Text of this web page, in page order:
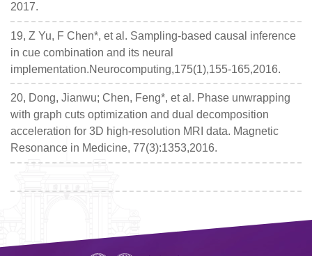
2017.
19, Z Yu, F Chen*, et al. Sampling-based causal inference
in cue combination and its neural
implementation.Neurocomputing,175(1),155-165,2016.
20, Dong, Jianwu; Chen, Feng*, et al. Phase unwrapping
with graph cuts optimization and dual decomposition
acceleration for 3D high-resolution MRI data. Magnetic
Resonance in Medicine, 77(3):1353,2016.